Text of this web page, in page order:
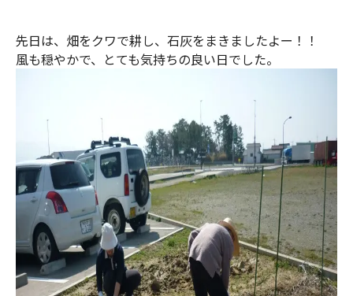
先日は、畑をクワで耕し、石灰をまきましたよー！！
風も穏やかで、とても気持ちの良い日でした。